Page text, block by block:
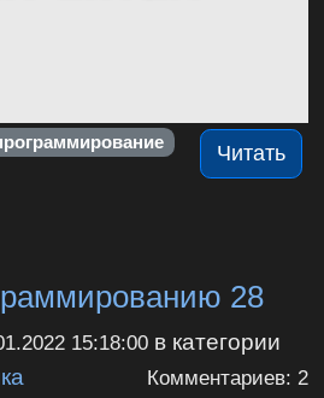
Читать
28
15:18:00в категории
Комментариев: 2